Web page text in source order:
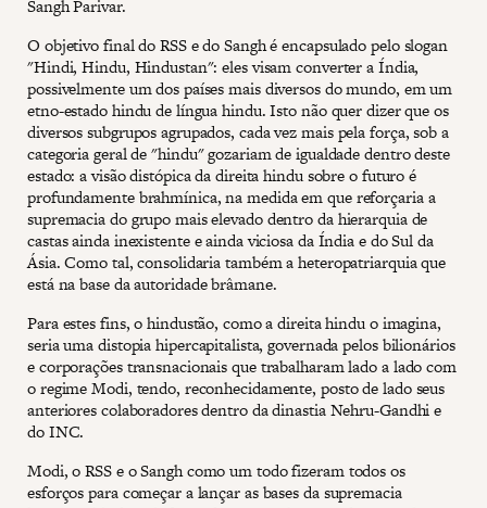
Sangh Parivar.
O objetivo final do RSS e do Sangh é encapsulado pelo slogan
"Hindi, Hindu, Hindustan": eles visam converter a Índia,
possivelmente um dos países mais diversos do mundo, em um
etno-estado hindu de língua hindu. Isto não quer dizer que os
diversos subgrupos agrupados, cada vez mais pela força, sob a
categoria geral de "hindu" gozariam de igualdade dentro deste
estado: a visão distópica da direita hindu sobre o futuro é
profundamente brahmínica, na medida em que reforçaria a
supremacia do grupo mais elevado dentro da hierarquia de
castas ainda inexistente e ainda viciosa da Índia e do Sul da
Ásia. Como tal, consolidaria também a heteropatriarquia que
está na base da autoridade brâmane.
Para estes fins, o hindustão, como a direita hindu o imagina,
seria uma distopia hipercapitalista, governada pelos bilionários
e corporações transnacionais que trabalharam lado a lado com
o regime Modi, tendo, reconhecidamente, posto de lado seus
anteriores colaboradores dentro da dinastia Nehru-Gandhi e
do INC.
Modi, o RSS e o Sangh como um todo fizeram todos os
esforços para começar a lançar as bases da supremacia